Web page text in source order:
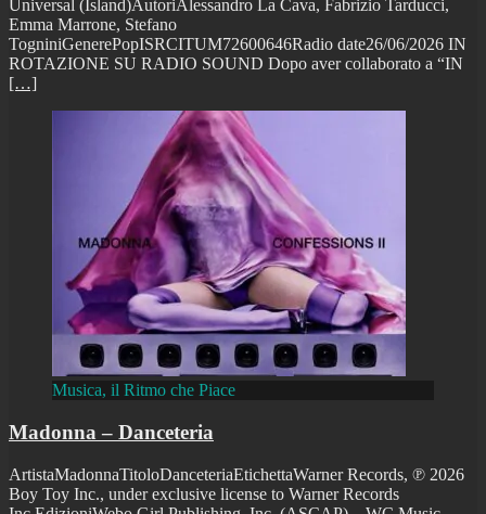
Universal (Island)AutoriAlessandro La Cava, Fabrizio Tarducci,
Emma Marrone, Stefano
TogniniGenerePopISRCITUM72600646Radio date26/06/2026 IN
ROTAZIONE SU RADIO SOUND Dopo aver collaborato a “IN
[…]
Musica, il Ritmo che Piace
Madonna – Danceteria
ArtistaMadonnaTitoloDanceteriaEtichettaWarner Records, ℗ 2026
Boy Toy Inc., under exclusive license to Warner Records